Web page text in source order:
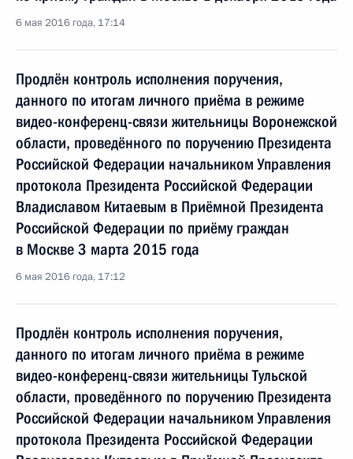
6 мая 2016 года, 17:14
Продлён контроль исполнения поручения,
данного по итогам личного приёма в режиме
видео-конференц-связи жительницы Воронежской
области, проведённого по поручению Президента
Российской Федерации начальником Управления
протокола Президента Российской Федерации
Владиславом Китаевым в Приёмной Президента
Российской Федерации по приёму граждан
в Москве 3 марта 2015 года
6 мая 2016 года, 17:12
Продлён контроль исполнения поручения,
данного по итогам личного приёма в режиме
видео-конференц-связи жительницы Тульской
области, проведённого по поручению Президента
Российской Федерации начальником Управления
протокола Президента Российской Федерации